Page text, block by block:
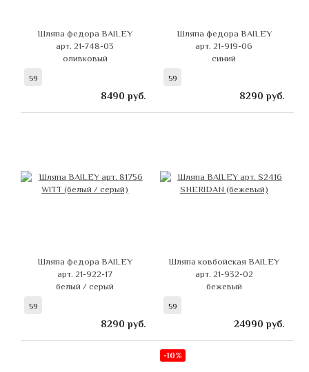
Шляпа федора BAILEY
арт. 21-748-03
оливковый
59
8490 руб.
Шляпа федора BAILEY
арт. 21-919-06
синий
59
8290 руб.
Шляпа федора BAILEY
арт. 21-922-17
белый / серый
59
8290 руб.
Шляпа ковбойская BAILEY
арт. 21-932-02
бежевый
59
24990 руб.
-10%